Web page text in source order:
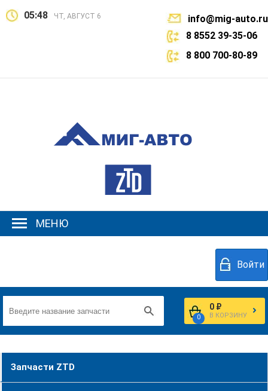
05:48 ЧТ, АВГУСТ 6
info@mig-auto.ru
8 8552 39-35-06
8 800 700-80-89
МЕНЮ
Войти
0
0 ₽
В КОРЗИНУ
Запчасти ZTD